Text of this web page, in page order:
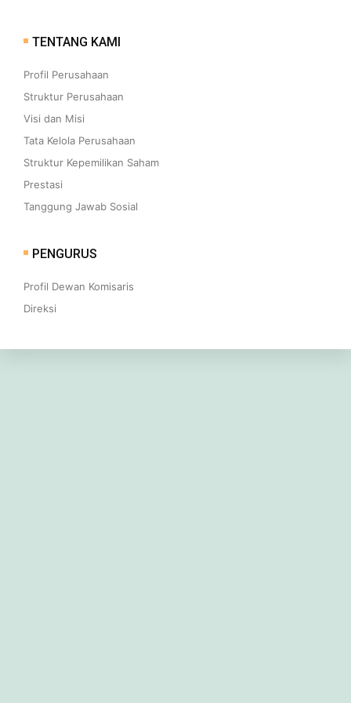
TENTANG KAMI
Profil Perusahaan
Struktur Perusahaan
Visi dan Misi
Tata Kelola Perusahaan
Struktur Kepemilikan Saham
Prestasi
Tanggung Jawab Sosial
PENGURUS
Profil Dewan Komisaris
Direksi